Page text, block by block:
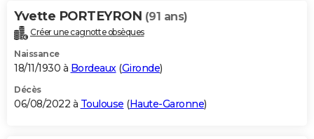
Bricolage
Lifestyle
Culture
Sport
Auto
Television
Voyage
Cinema
Yvette PORTEYRON (91 ans)
Créer une cagnotte obsèques
Naissance
18/11/1930 à Bordeaux(Gironde)
Décès
06/08/2022 à Toulouse (Haute-Garonne)